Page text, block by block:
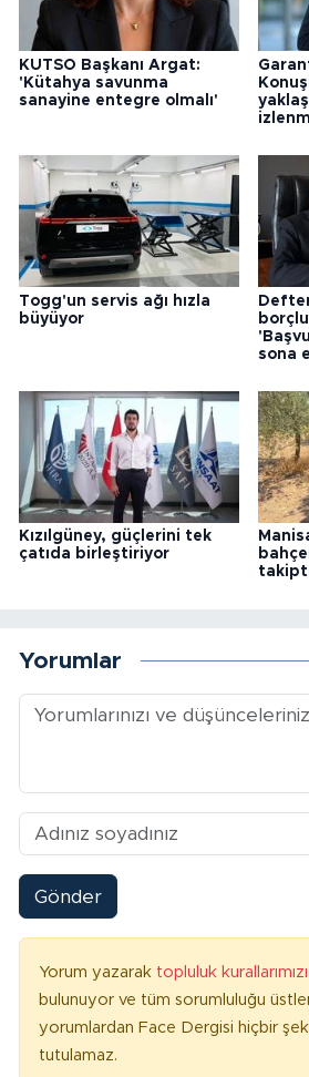
KUTSO Başkanı Argat:
'Kütahya savunma
sanayine entegre olmalı'
Togg'un servis ağı hızla
büyüyor
sona
Kızılgüney, güçlerini tek
çatıda birleştiriyor
Yorumlar
Gönder
Yorum yazarak topluluk kurallarımızı
bulunuyor ve tüm sorumluluğu
yorumlardan Face Dergisi hiçbir
tutulamaz.